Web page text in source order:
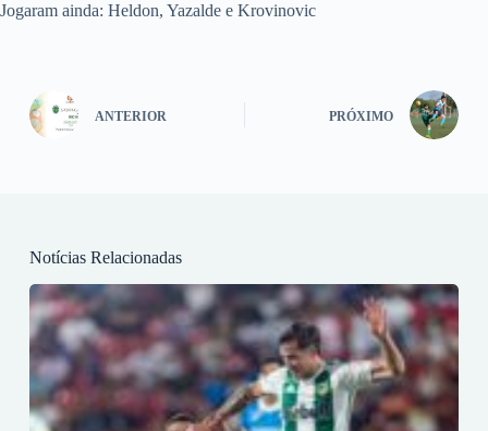
Jogaram ainda: Heldon, Yazalde e Krovinovic
ANTERIOR PRÓXIMO
Notícias Relacionadas